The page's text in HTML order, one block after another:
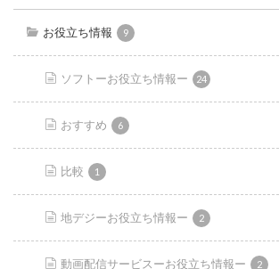
お役立ち情報 9
ソフトーお役立ち情報ー 24
おすすめ 6
比較 1
地デジーお役立ち情報ー 2
動画配信サービスーお役立ち情報ー 2